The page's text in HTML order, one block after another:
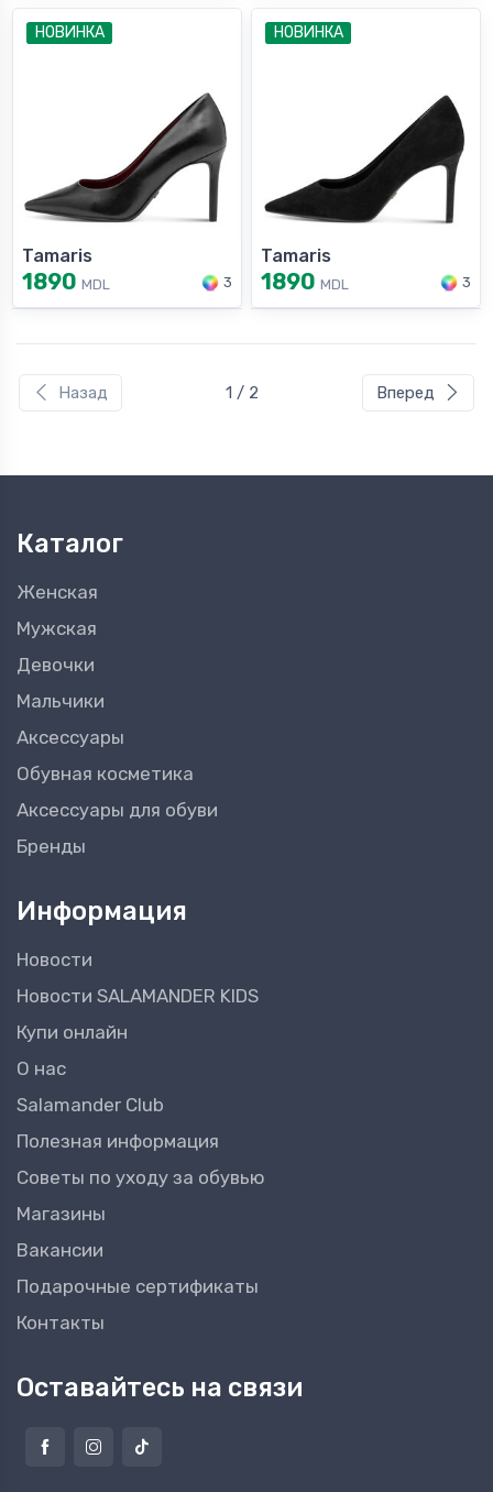
НОВИНКА
Tamaris
1890 MDL 3
НОВИНКА
Tamaris
1890 MDL 3
Назад 1 / 2 Вперед
Каталог
Женская
Мужская
Девочки
Мальчики
Аксессуары
Обувная косметика
Аксессуары для обуви
Бренды
Информация
Новости
Новости SALAMANDER KIDS
Купи онлайн
О нас
Salamander Club
Полезная информация
Советы по уходу за обувью
Магазины
Вакансии
Подарочные сертификаты
Контакты
Оставайтесь на связи